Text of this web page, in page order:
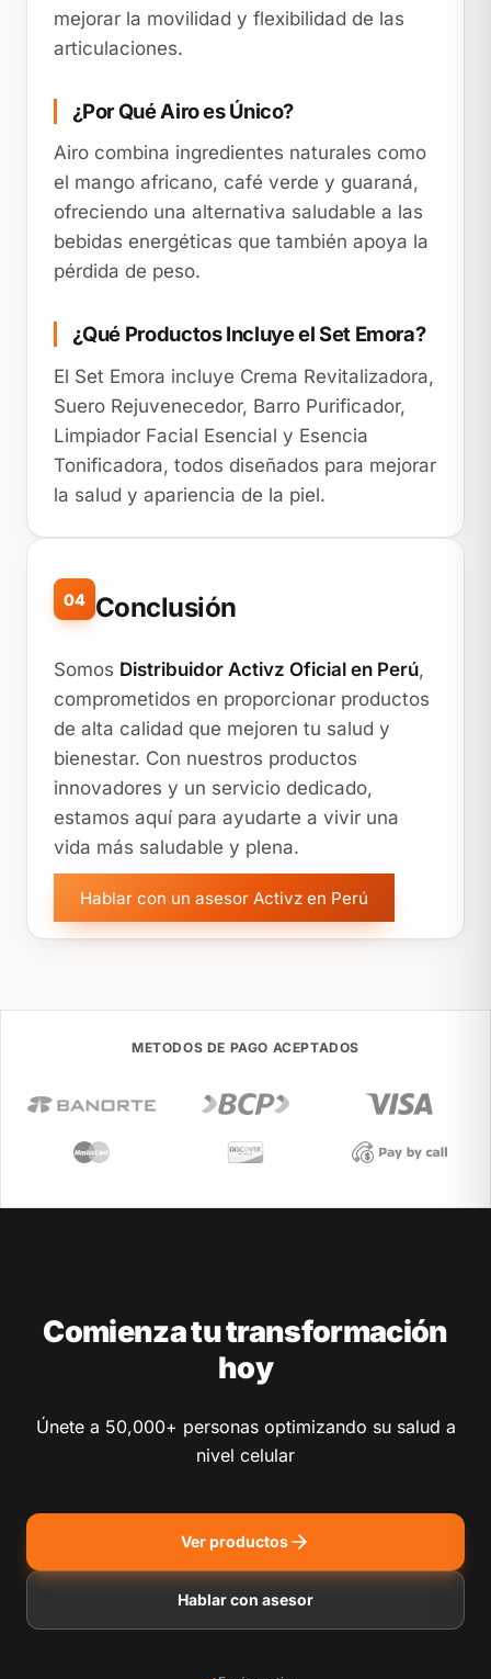
mejorar la movilidad y flexibilidad de las
articulaciones.
¿Por Qué Airo es Único?
Airo combina ingredientes naturales como
el mango africano, café verde y guaraná,
ofreciendo una alternativa saludable a las
bebidas energéticas que también apoya la
pérdida de peso.
¿Qué Productos Incluye el Set Emora?
El Set Emora incluye Crema Revitalizadora,
Suero Rejuvenecedor, Barro Purificador,
Limpiador Facial Esencial y Esencia
Tonificadora, todos diseñados para mejorar
la salud y apariencia de la piel.
04 Conclusión
Somos Distribuidor Activz Oficial en Perú,
comprometidos en proporcionar productos
de alta calidad que mejoren tu salud y
bienestar. Con nuestros productos
innovadores y un servicio dedicado,
estamos aquí para ayudarte a vivir una
vida más saludable y plena.
Hablar con un asesor Activz en Perú
METODOS DE PAGO ACEPTADOS
Comienza tu transformación
hoy
Únete a 50,000+ personas optimizando su salud a
nivel celular
Ver productos
Hablar con asesor